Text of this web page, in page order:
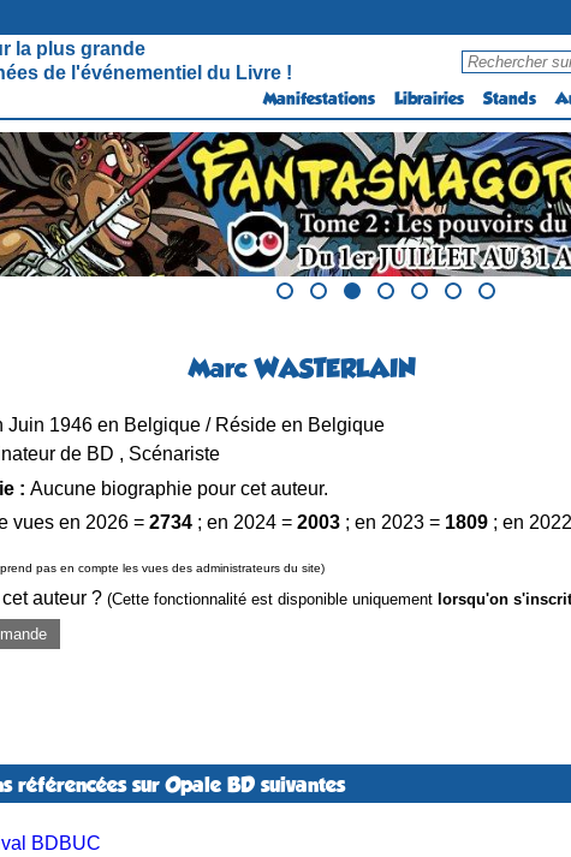
la plus grande
de l'événementiel du Livre !
Manifestations Librairies Stands
Marc WASTERLAIN
Juin 1946 en Belgique / Réside en Belgique
de BD , Scénariste
: Aucune biographie pour cet auteur.
vues en 2026 = 2734 ; en 2024 = 2003 ; en 2023 = 1809 ; en
pas en compte les vues des administrateurs du site)
auteur ? (Cette fonctionnalité est disponible uniquement lorsqu'on
sur Opale BD suivantes
BDBUC